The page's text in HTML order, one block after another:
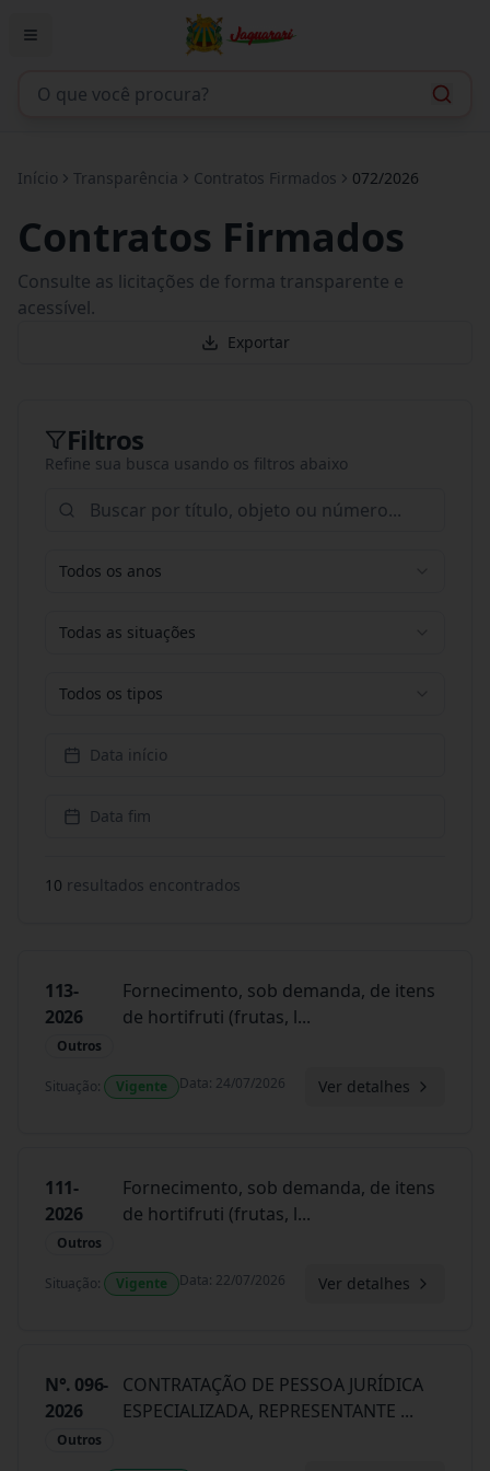
Início Transparência Contratos Firmados 072/2026
Contratos Firmados
Consulte as licitações de forma transparente e
acessível.
Exportar
Filtros
Refine sua busca usando os filtros abaixo
Todos os anos
Todas as situações
Todos os tipos
Data início
Data fim
10 resultados encontrados
113-
2026
Outros
Fornecimento, sob demanda, de itens
de hortifruti (frutas, l...
Situação: Vigente Data: 24/07/2026 Ver detalhes
111-
2026
Outros
Fornecimento, sob demanda, de itens
de hortifruti (frutas, l...
Situação: Vigente Data: 22/07/2026 Ver detalhes
N°. 096-
2026
Outros
CONTRATAÇÃO DE PESSOA JURÍDICA
ESPECIALIZADA, REPRESENTANTE ...